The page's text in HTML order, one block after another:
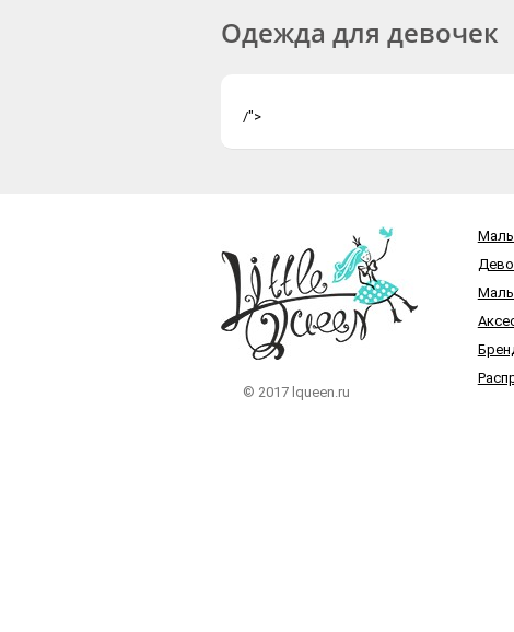
Одежда для девочек
/">
© 2017 lqueen.ru